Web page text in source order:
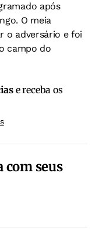
após
O meia
o adversário e foi
campo do
e receba os
seus